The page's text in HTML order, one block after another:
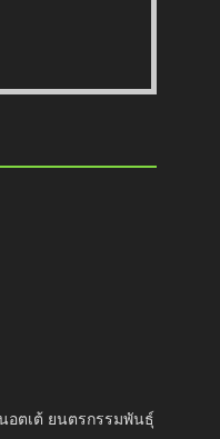
อตเต้ ยนตรกรรมพันธุ์